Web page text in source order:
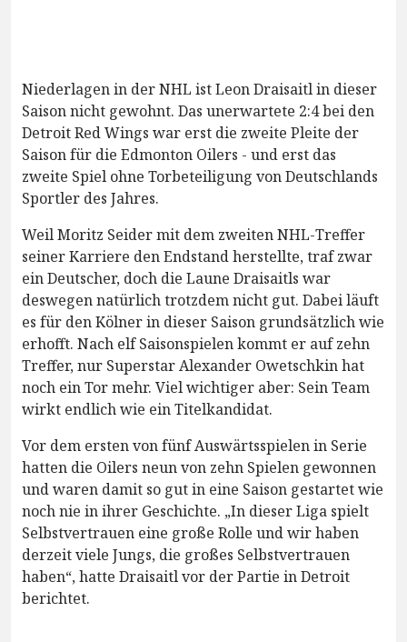
Niederlagen in der NHL ist Leon Draisaitl in dieser
Saison nicht gewohnt. Das unerwartete 2:4 bei den
Detroit Red Wings war erst die zweite Pleite der
Saison für die Edmonton Oilers - und erst das
zweite Spiel ohne Torbeteiligung von Deutschlands
Sportler des Jahres.
Weil Moritz Seider mit dem zweiten NHL-Treffer
seiner Karriere den Endstand herstellte, traf zwar
ein Deutscher, doch die Laune Draisaitls war
deswegen natürlich trotzdem nicht gut. Dabei läuft
es für den Kölner in dieser Saison grundsätzlich wie
erhofft. Nach elf Saisonspielen kommt er auf zehn
Treffer, nur Superstar Alexander Owetschkin hat
noch ein Tor mehr. Viel wichtiger aber: Sein Team
wirkt endlich wie ein Titelkandidat.
Vor dem ersten von fünf Auswärtsspielen in Serie
hatten die Oilers neun von zehn Spielen gewonnen
und waren damit so gut in eine Saison gestartet wie
noch nie in ihrer Geschichte. „In dieser Liga spielt
Selbstvertrauen eine große Rolle und wir haben
derzeit viele Jungs, die großes Selbstvertrauen
haben“, hatte Draisaitl vor der Partie in Detroit
berichtet.